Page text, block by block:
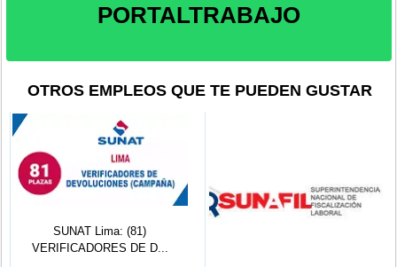
PORTALTRABAJO
OTROS EMPLEOS QUE TE PUEDEN GUSTAR
SUNAT Lima: (81)
VERIFICADORES DE D...